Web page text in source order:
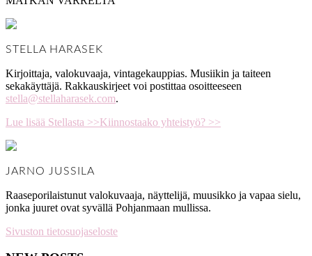
STELLA HARASEK
Kirjoittaja, valokuvaaja, vintagekauppias. Musiikin ja taiteen
sekakäyttäjä. Rakkauskirjeet voi postittaa osoitteeseen
stella@stellaharasek.com.
Lue lisää Stellasta >>Kiinnostaako yhteistyö? >>
JARNO JUSSILA
Raaseporilaistunut valokuvaaja, näyttelijä, muusikko ja vapaa sielu,
jonka juuret ovat syvällä Pohjanmaan mullissa.
Sivuston tietosuojaseloste